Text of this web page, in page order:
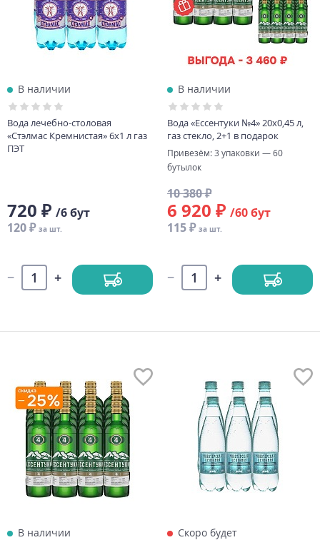
В наличии
Вода лечебно-столовая
«Стэлмас Кремнистая» 6х1 л газ
ПЭТ
720 ₽ /6 бут
120 ₽ за шт.
В наличии
Вода «Ессентуки №4» 20х0,45 л,
газ стекло, 2+1 в подарок
Привезём: 3 упаковки — 60
бутылок
10 380 ₽
6 920 ₽ /60 бут
115 ₽ за шт.
В наличии Скоро будет